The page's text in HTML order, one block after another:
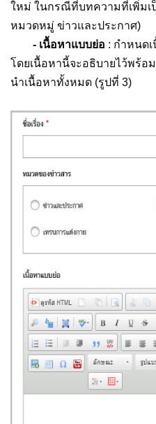
ใหม่ ในกรณีที่บทความที่เพิ่มเ
หมวดหมู่ ข่าวและประกาศ)
- เนื้อหาแบบย่อ : กำหนด
โดยเนื้อหานี้จะอธิบายไว้พร้อ
นำเนื้อหาทั้งหมด (รูปที่ 3)